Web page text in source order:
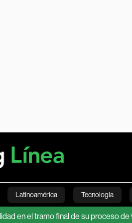
Latinoamérica Tecnología
Mundo Videos English
tramo final de su proceso de venta